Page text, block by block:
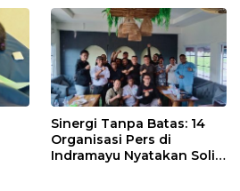
Sinergi Tanpa Batas: 14
Organisasi Pers di
Indramayu Nyatakan Solid